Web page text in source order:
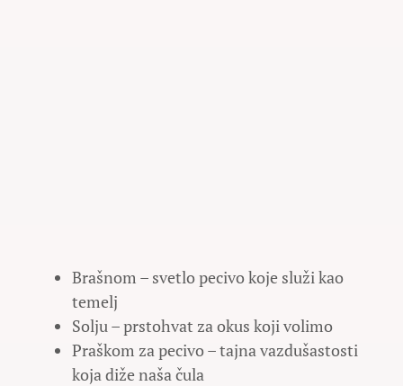
Brašnom – svetlo pecivo koje služi kao
temelj
Solju – prstohvat za okus koji volimo
Praškom za pecivo – tajna vazdušastosti
koja diže naša čula